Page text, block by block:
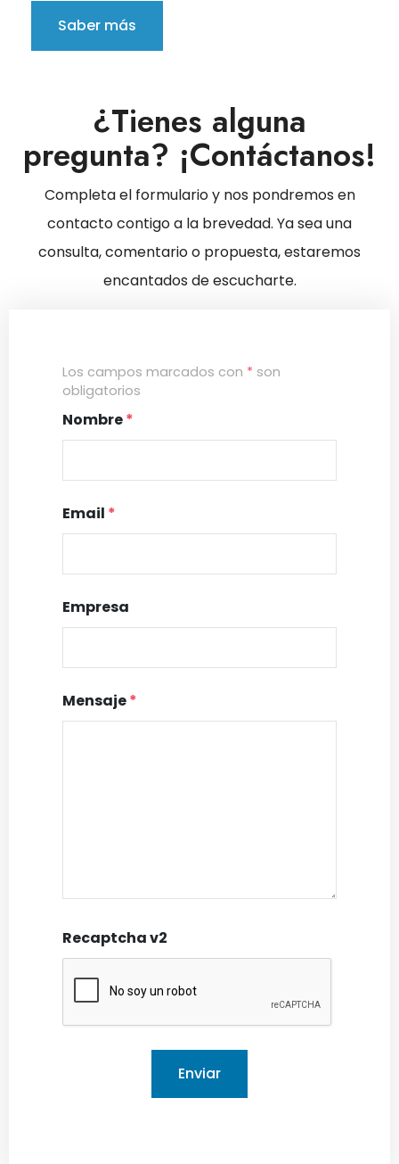
Saber más
¿Tienes alguna
pregunta? ¡Contáctanos!
Completa el formulario y nos pondremos en
contacto contigo a la brevedad. Ya sea una
consulta, comentario o propuesta, estaremos
encantados de escucharte.
Los campos marcados con * son
obligatorios
Nombre*
Email *
Empresa
Mensaje*
Recaptcha v2